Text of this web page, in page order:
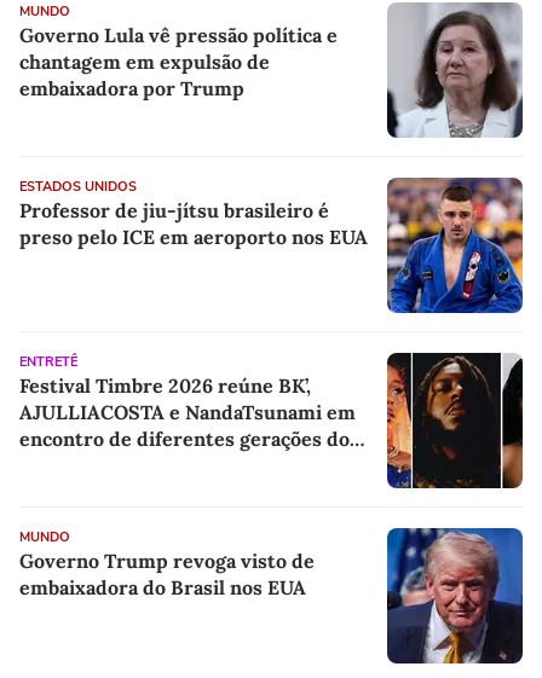
MUNDO
Governo Lula vê pressão política e
chantagem em expulsão de
embaixadora por Trump
ESTADOS UNIDOS
Professor de jiu-jítsu brasileiro é
preso pelo ICE em aeroporto nos EUA
ENTRETÊ
Festival Timbre 2026 reúne BK’,
AJULLIACOSTA e NandaTsunami em
encontro de diferentes gerações do
MUNDO
Governo Trump revoga visto de
embaixadora do Brasil nos EUA